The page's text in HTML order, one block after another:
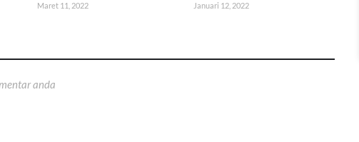
Maret 11, 2022 Januari 12, 2022
anda